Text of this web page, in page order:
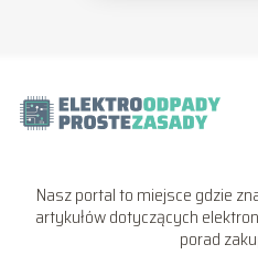
Nasz portal to miejsce gdzie
artykułów dotyczących
porad